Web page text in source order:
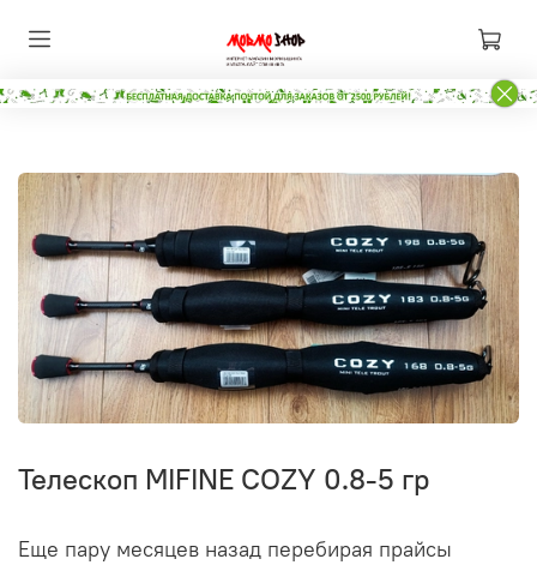
Телескоп MIFINE COZY 0.8-5 гр
Еще пару месяцев назад перебирая прайсы